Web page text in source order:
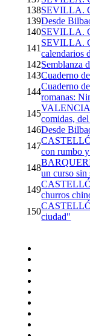
138SEVILLA.
139Desde
140SEVILLA.
141
SEVILLA.
calendarios
142Semblanza
143Cuaderno
144
Cuaderno
romanas:
145
VALENCIA.
comidas,
146Desde
147
con rumbo
148
un curso sin
149
churros
150
ciudad"